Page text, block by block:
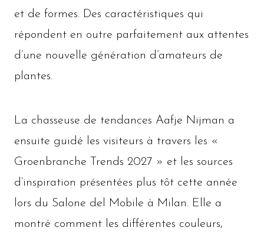
et de formes. Des caractéristiques qui
répondent en outre parfaitement aux attentes
d’une nouvelle génération d’amateurs de
plantes.
La chasseuse de tendances Aafje Nijman a
ensuite guidé les visiteurs à travers les «
Groenbranche Trends 2027 » et les sources
d’inspiration présentées plus tôt cette année
lors du Salone del Mobile à Milan. Elle a
montré comment les différentes couleurs,